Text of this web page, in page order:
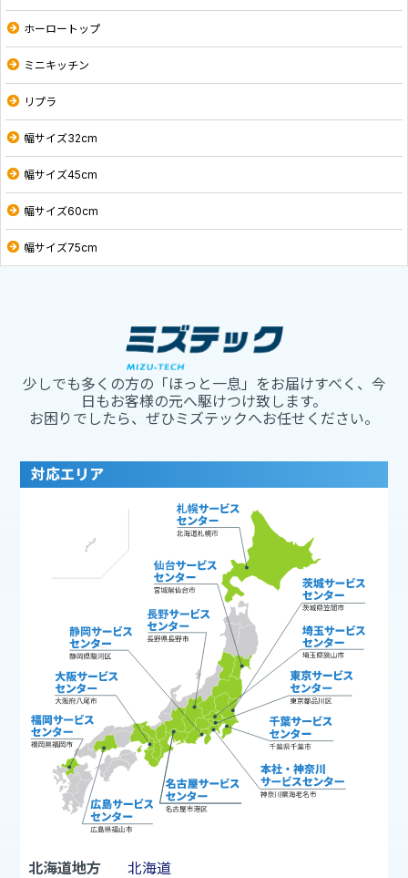
ホーロートップ
ミニキッチン
リプラ
幅サイズ32cm
幅サイズ45cm
幅サイズ60cm
幅サイズ75cm
少しでも多くの方の「ほっと一息」をお届けすべく、今
日もお客様の元へ駆けつけ致します。
お困りでしたら、ぜひミズテックへお任せください。
対応エリア
北海道地方
北海道